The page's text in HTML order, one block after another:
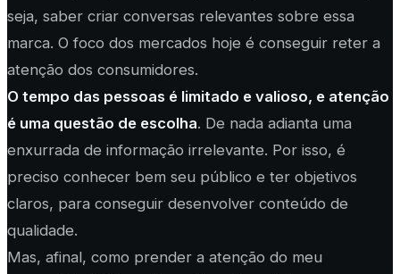
seja, saber criar conversas relevantes sobre essa
marca. O foco dos mercados hoje é conseguir reter a
atenção dos consumidores.
O tempo das pessoas é limitado e valioso, e atenção
é uma questão de escolha. De nada adianta uma
enxurrada de informação irrelevante. Por isso, é
preciso conhecer bem seu público e ter objetivos
claros, para conseguir desenvolver conteúdo de
qualidade.
Mas, afinal, como prender a atenção do meu